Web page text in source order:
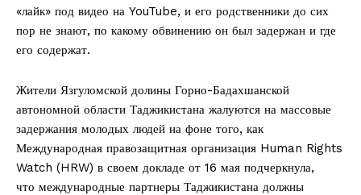
«лайк» под видео на YouTube, и его родственники до сих
пор не знают, по какому обвинению он был задержан и где
его содержат.
Жители Язгуломской долины Горно-Бадахшанской
автономной области Таджикистана жалуются на массовые
задержания молодых людей на фоне того, как
Международная правозащитная организация Human Rights
Watch (HRW) в своем докладе от 16 мая подчеркнула,
что международные партнеры Таджикистана должны